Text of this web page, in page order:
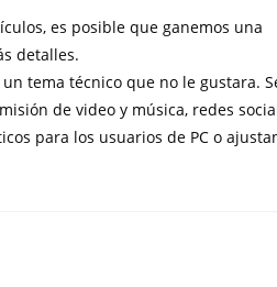
es posible que ganemos una
detalles.
tema técnico que no le gustara.
de video y música, redes
para los usuarios de PC o